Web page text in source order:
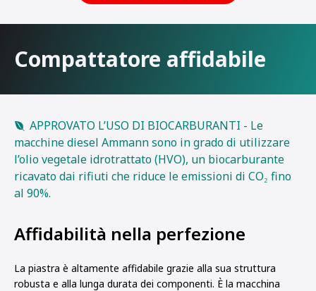
Compattatore affidabile
APPROVATO L’USO DI BIOCARBURANTI - Le
macchine diesel Ammann sono in grado di utilizzare
l’olio vegetale idrotrattato (HVO), un biocarburante
ricavato dai rifiuti che riduce le emissioni di CO₂ fino
al 90%.
Affidabilità nella perfezione
La piastra è altamente affidabile grazie alla sua struttura
robusta e alla lunga durata dei componenti. È la macchina